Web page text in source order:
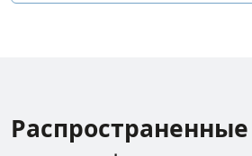
Распространенные